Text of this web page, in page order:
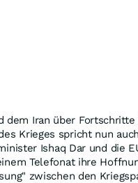
dem Iran über Fortschritte
Krieges spricht nun
Ishaq Dar und die
Telefonat ihre
zwischen den